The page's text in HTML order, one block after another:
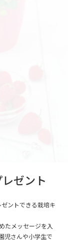
ゼント
ントできる栽培キ
たメッセージを入
児さんや小学生で